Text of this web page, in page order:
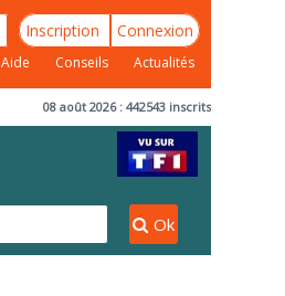
Inscription Connexion
Aide Conseils Actualités
08 août 2026 : 442543 inscrits
Ok